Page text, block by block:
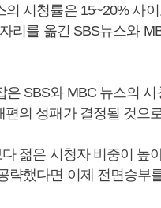
시청률은 15~20% 사
리를 옮긴 SBS뉴스와
SBS와 MBC 뉴스의
의 성패가 결정될 것으
젊은 시청자 비중이 높
략했다면 이제 전면승부